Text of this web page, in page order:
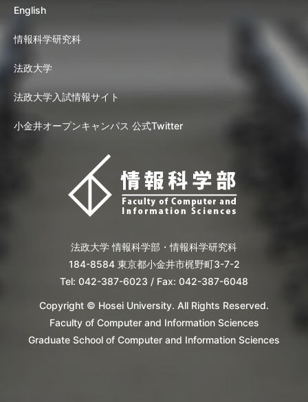
English
情報科学研究科
法政大学
法政大学入試情報サイト
小金井オープンキャンパス 公式Twitter
法政大学 情報科学部・情報科学研究科
184-8584 東京都小金井市梶野町3-7-2
Tel: 042-387-6023 / Fax: 042-387-6048
Copyright © Hosei University. All Rights Reserved.
Faculty of Computer and Information Sciences
Graduate School of Computer and Information Sciences